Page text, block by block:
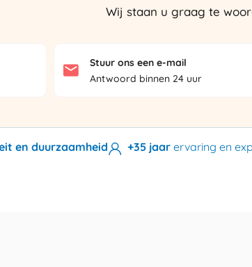
Wij staan u graag te
Stuur ons een e-mail
Antwoord binnen 24 uur
en duurzaamheid +35 jaar ervaring en